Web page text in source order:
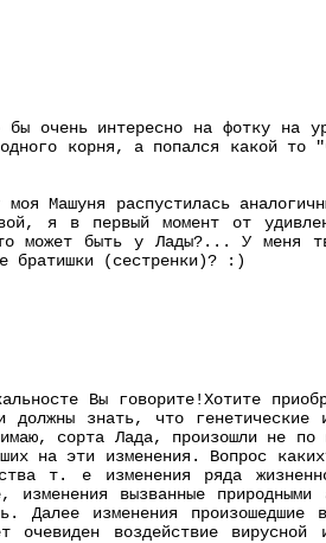
очень интересно на фотку на
корня, а попался какой то
Машуня распустилась
я в первый момент от
может быть у Лады?... У меня
братишки (сестренки)? :)
Вы говорите!Хотите
должны знать, что
сорта Лада, произошли не по
на эти изменения. Вопрос
т. е изменения ряда
изменения вызванные
Далее изменения
очевиден воздействие